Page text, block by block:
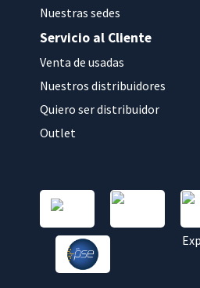
Nuestras sedes
Servicio al Cliente
Venta de usadas
Nuestros distribuidores
Quiero ser distribuidor
Outlet